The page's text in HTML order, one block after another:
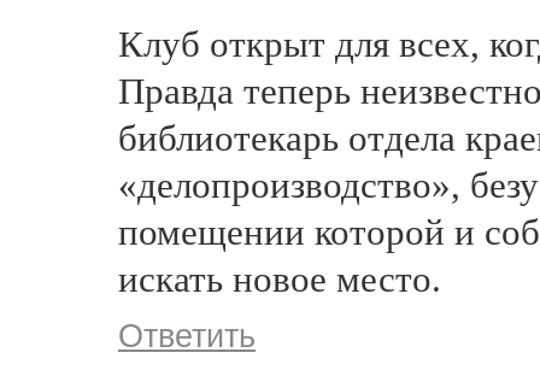
Клуб открыт для всех,
Правда теперь
библиотекарь отдела
«делопроизводство»,
помещении которой и
искать новое место.
Ответить